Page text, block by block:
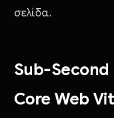
σελίδα.
Sub-Second
Core Web